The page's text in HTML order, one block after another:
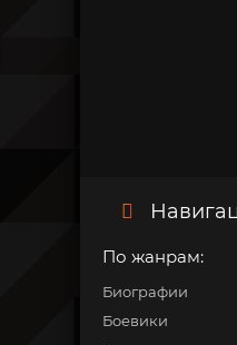
По жанрам:
Биографии
Боевики